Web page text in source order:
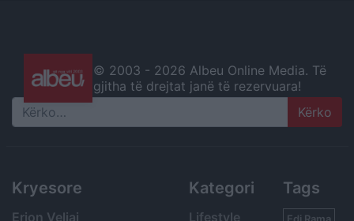
© 2003 - 2026 Albeu Online Media. Të
gjitha të drejtat janë të rezervuara!
Search
Kryesore
Erion Veliaj
Kategori
Lifestyle
Tags